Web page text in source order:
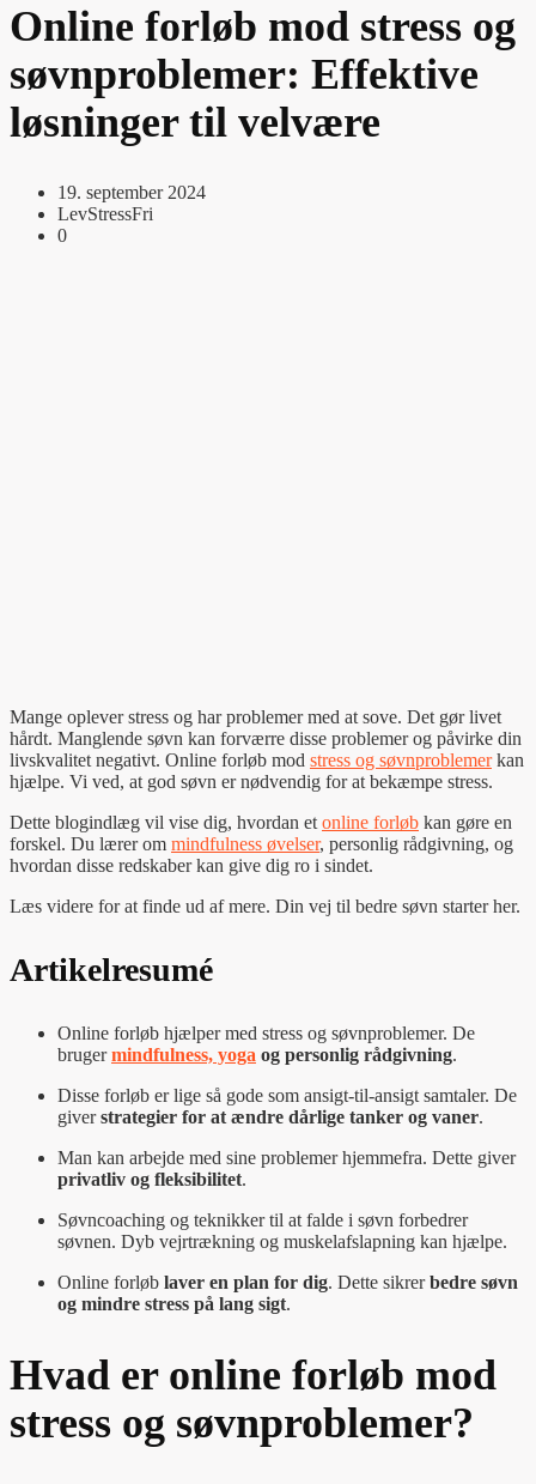
Online forløb mod stress og
søvnproblemer: Effektive
løsninger til velvære
19. september 2024
LevStressFri
0
Mange oplever stress og har problemer med at sove. Det gør livet
hårdt. Manglende søvn kan forværre disse problemer og påvirke din
livskvalitet negativt. Online forløb mod stress og søvnproblemerkan
hjælpe. Vi ved, at god søvn er nødvendig for at bekæmpe stress.
Dette blogindlæg vil vise dig, hvordan et online forløb kan gøre en
forskel. Du lærer om mindfulness øvelser, personlig rådgivning, og
hvordan disse redskaber kan give dig ro i sindet.
Læs videre for at finde ud af mere. Din vej til bedre søvn starter her.
Artikelresumé
Online forløb hjælper med stress og søvnproblemer. De
brugermindfulness, yoga og personlig rådgivning.
Disse forløb er lige så gode som ansigt-til-ansigt samtaler. De
giverstrategier for at ændre dårlige tanker og vaner.
Man kan arbejde med sine problemer hjemmefra. Dette giver
privatliv og fleksibilitet.
Søvncoaching og teknikker til at falde i søvn forbedrer
søvnen. Dyb vejrtrækning og muskelafslapning kan hjælpe.
Online forløb laver en plan for dig. Dette sikrerbedre søvn
og mindre stress på lang sigt.
Hvad er online forløb mod
stress og søvnproblemer?